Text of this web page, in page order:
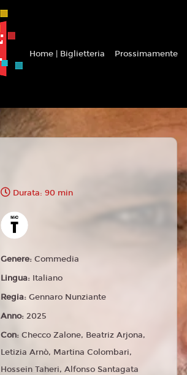
Home | Biglietteria Prossimamente
Durata: 90 min
Genere:Commedia
Lingua: Italiano
Regia:Gennaro Nunziante
Anno:2025
Con:Checco Zalone, Beatriz Arjona,
Letizia Arnò, Martina Colombari,
Hossein Taheri, Alfonso Santagata